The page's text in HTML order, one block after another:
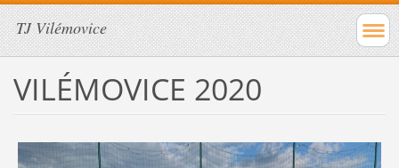
TJ Vilémovice
VILÉMOVICE 2020